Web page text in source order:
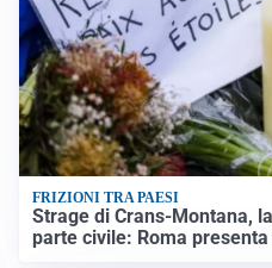
FRIZIONI TRA PAESI
Strage di Crans-Montana,
parte civile: Roma